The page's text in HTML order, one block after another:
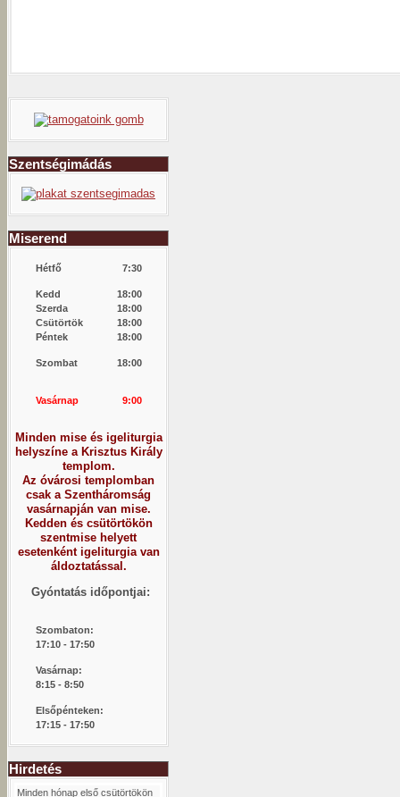
Szentségimádás
Miserend
Hétfő 7:30
Kedd
18:00
Szerda
18:00
Csütörtök
18:00
Péntek
18:00
Szombat 18:00
Vasárnap 9:00
Minden mise és igeliturgia
helyszíne a Krisztus Király
templom.
Az óvárosi templomban
csak a Szentháromság
vasárnapján van mise.
Kedden és csütörtökön
szentmise helyett
esetenként igeliturgia van
áldoztatással.
Gyóntatás időpontjai:
Szombaton:
17:10 - 17:50
Vasárnap:
8:15 - 8:50
Elsőpénteken:
17:15 - 17:50
Hirdetés
Minden hónap első csütörtökön